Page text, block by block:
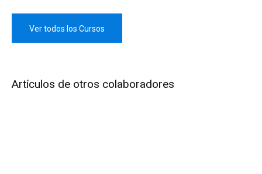
Ver todos los Cursos
Artículos de otros colaboradores